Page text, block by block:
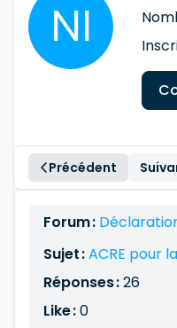
Précédent
Forum :
Sujet :ACRE pour
Réponses :26
Like :0